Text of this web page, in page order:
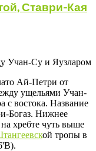
Ставри-Кая
Ай-Петри от
ущельями Учан-
с востока. Название
Богаз. Нижнее
хребте чуть выше
ой тропы в